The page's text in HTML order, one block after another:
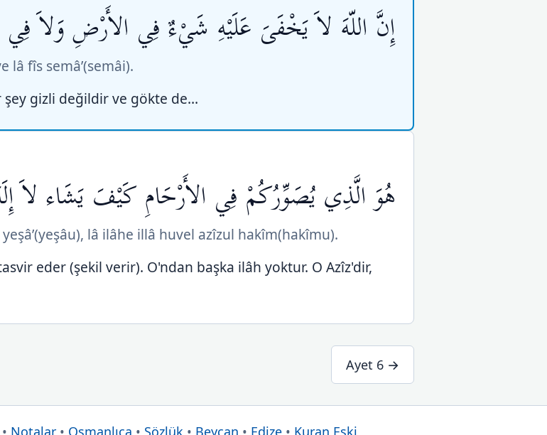
إِنَّ اللّهَ لاَ يَخْفَىَ عَلَيْهِ شَيْءٌ فِي الأَرْضِ وَلاَ فِي
lâ fîs semâ’(semâi).
şey gizli değildir ve gökte de…
هُوَ الَّذِي يُصَوِّرُكُمْ فِي الأَرْحَامِ كَيْفَ يَشَاء لاَ
lâ ilâhe illâ huvel azîzul hakîm(hakîmu).
eder (şekil verir). O'ndan başka ilâh yoktur. O Azîz'dir,
Ayet 6 →
• Notalar• Osmanlıca • Sözlük • Beycan • Edize• Kuran Eski